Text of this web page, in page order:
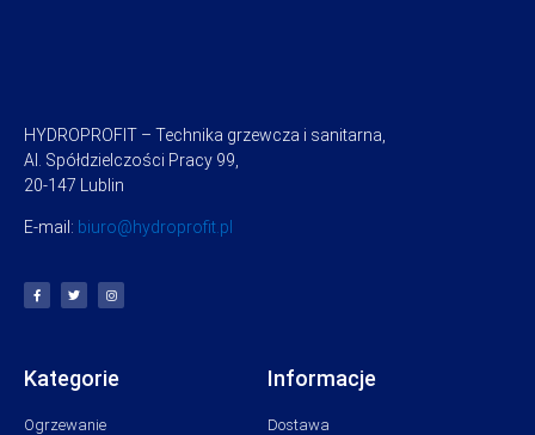
HYDROPROFIT – Technika grzewcza i sanitarna,
Al. Spółdzielczości Pracy 99,
20-147 Lublin
E-mail: biuro@hydroprofit.pl
Kategorie
Ogrzewanie
Informacje
Dostawa